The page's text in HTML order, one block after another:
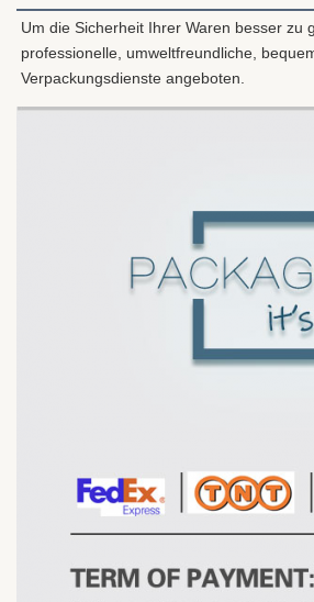
Um die Sicherheit Ihrer Waren besser zu
professionelle, umweltfreundliche,
Verpackungsdienste angeboten.